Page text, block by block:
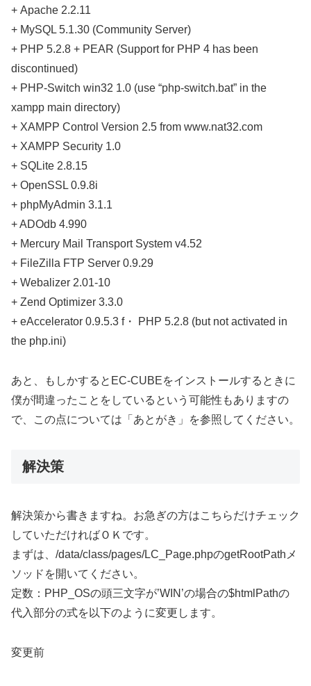
+ Apache 2.2.11
+ MySQL 5.1.30 (Community Server)
+ PHP 5.2.8 + PEAR (Support for PHP 4 has been
discontinued)
+ PHP-Switch win32 1.0 (use “php-switch.bat” in the
xampp main directory)
+ XAMPP Control Version 2.5 from www.nat32.com
+ XAMPP Security 1.0
+ SQLite 2.8.15
+ OpenSSL 0.9.8i
+ phpMyAdmin 3.1.1
+ ADOdb 4.990
+ Mercury Mail Transport System v4.52
+ FileZilla FTP Server 0.9.29
+ Webalizer 2.01-10
+ Zend Optimizer 3.3.0
+ eAccelerator 0.9.5.3 f・ PHP 5.2.8 (but not activated in
the php.ini)
あと、もしかするとEC-CUBEをインストールするときに
僕が間違ったことをしているという可能性もありますの
で、この点については「あとがき」を参照してください。
解決策
解決策から書きますね。お急ぎの方はこちらだけチェック
していただければＯＫです。
まずは、/data/class/pages/LC_Page.phpのgetRootPathメ
ソッドを開いてください。
定数：PHP_OSの頭三文字が’WIN’の場合の$htmlPathの
代入部分の式を以下のように変更します。
変更前